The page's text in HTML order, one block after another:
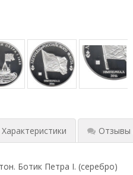
Характеристики Отзывы
Ботик Петра I. (серебро)